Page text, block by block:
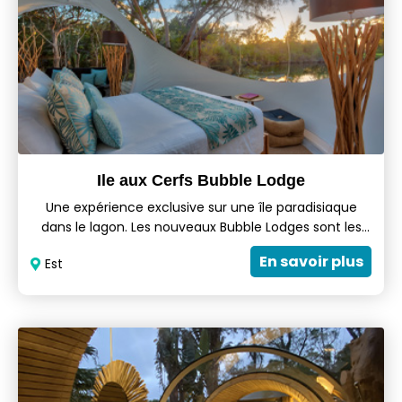
Ile aux Cerfs Bubble Lodge
Une expérience exclusive sur une île paradisiaque
dans le lagon. Les nouveaux Bubble Lodges sont les
premiers et les seuls hébergements sur l'île aux Cerfs
Golf Island. Cela signifie que séjourner dans l'un
particulièrement confortables et étonnamment
spacieuses. Elles disposent d'un coin salon, d'une
chambre douillette, d'une salle d'eau et d'une douche
à ciel ouvert.
Est En savoir plus